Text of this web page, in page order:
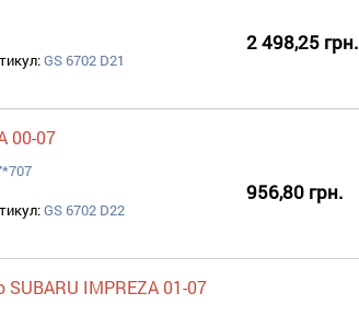
GS 6702 D21
2 498,25 грн.
00-07
GS 6702 D22
956,80 грн.
IMPREZA 01-07